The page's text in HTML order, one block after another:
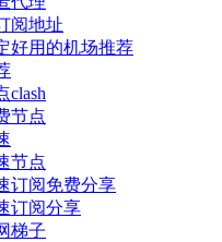
阅地址
好用的机场推荐
clash
节点
节点
订阅免费分享
订阅分享
梯子